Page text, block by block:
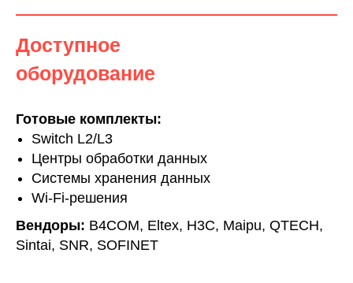
Доступное
оборудование
Готовые комплекты:
Switch L2/L3
Центры обработки данных
Системы хранения данных
Wi-Fi-решения
Вендоры: B4COM, Eltex, H3C, Maipu, QTECH,
Sintai, SNR, SOFINET